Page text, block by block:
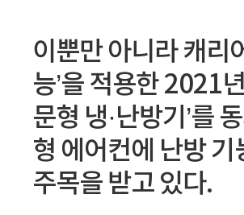
이뿐만 아니라 캐리
능’을 적용한 2021
문형 냉·난방기’를
형 에어컨에 난방
주목을 받고 있다.